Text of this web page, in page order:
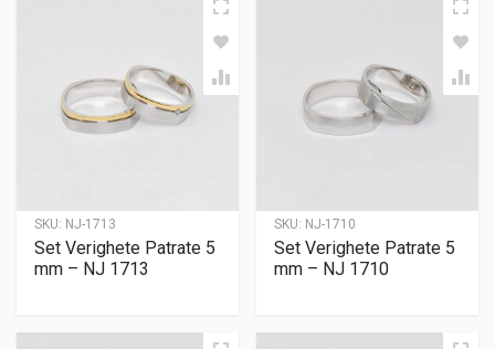
SKU: NJ-1713
Set Verighete Patrate 5
mm – NJ 1713
SKU: NJ-1710
Set Verighete Patrate 5
mm – NJ 1710